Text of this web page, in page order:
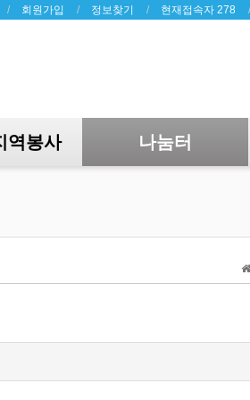
회원가입 정보찾기 현재접속자 278
역봉사 나눔터